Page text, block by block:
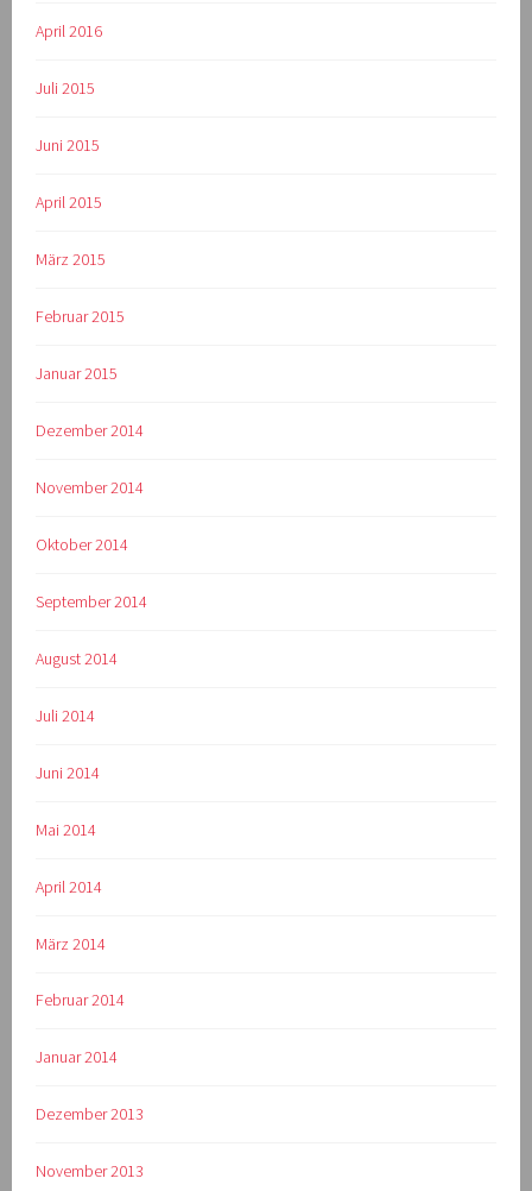
April 2016
Juli 2015
Juni 2015
April 2015
März 2015
Februar 2015
Januar 2015
Dezember 2014
November 2014
Oktober 2014
September 2014
August 2014
Juli 2014
Juni 2014
Mai 2014
April 2014
März 2014
Februar 2014
Januar 2014
Dezember 2013
November 2013